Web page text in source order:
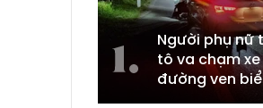
Người phụ nữ
tô va chạm
đường ven